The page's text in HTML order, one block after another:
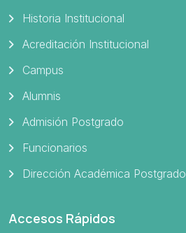
Historia Institucional
Acreditación Institucional
Campus
Alumnis
Admisión Postgrado
Funcionarios
Dirección Académica Postgrado
Accesos Rápidos